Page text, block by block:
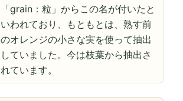
「grain：粒」からこの名が付いたと
いわれており、もともとは、熟す前
のオレンジの小さな実を使って抽出
していました。今は枝葉から抽出さ
れています。